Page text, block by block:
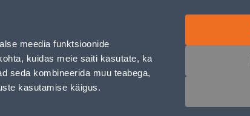
meedia funktsioonide
kuidas meie saiti kasutate, ka
seda kombineerida muu teabega,
kasutamise käigus.
Предложения о работе